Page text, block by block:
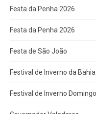
Festa da Penha 2026
Festa da Penha 2026
Festa de São João
Festival de Inverno da Bahia
Festival de Inverno